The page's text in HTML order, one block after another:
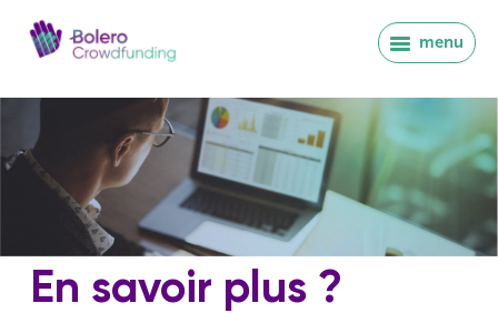
menu
En savoir plus ?